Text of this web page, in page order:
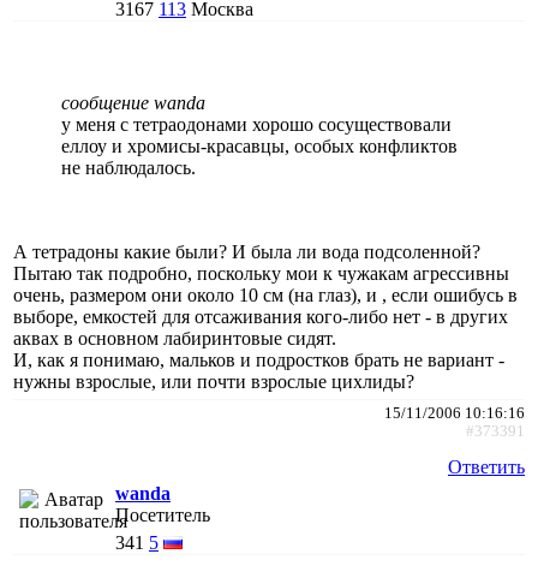
3167 113 Москва
сообщение wanda
у меня с тетраодонами хорошо сосуществовали
еллоу и хромисы-красавцы, особых конфликтов
не наблюдалось.
А тетрадоны какие были? И была ли вода подсоленной?
Пытаю так подробно, поскольку мои к чужакам агрессивны
очень, размером они около 10 см (на глаз), и , если ошибусь в
выборе, емкостей для отсаживания кого-либо нет - в других
аквах в основном лабиринтовые сидят.
И, как я понимаю, мальков и подростков брать не вариант -
нужны взрослые, или почти взрослые цихлиды?
15/11/2006 10:16:16
#373391
Ответить
wanda
Посетитель
341 5